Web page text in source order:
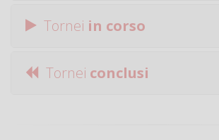
Tornei in corso
Tornei conclusi